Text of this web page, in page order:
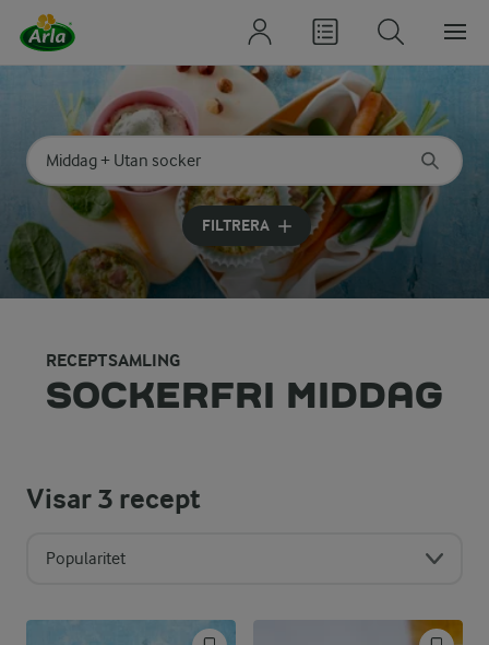
Sök på kategori eller ingrediens
Skriv in sökord för att få förslag
FILTRERA
RECEPTSAMLING
SOCKERFRI MIDDAG
Visar3 recept
Popularitet